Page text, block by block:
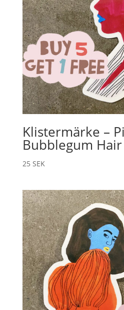
Klistermärke –
Bubblegum Hair
25 SEK